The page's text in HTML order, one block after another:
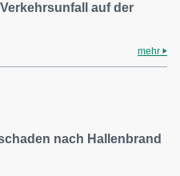
auf der
mehr
nach Hallenbrand